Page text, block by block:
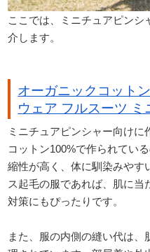
ここでは、ミニチュアピンシ
介します。
オーガニックコット
ウェア フルスーツ
ミニチュアピンシャー向けに
コットン100%で作られてい
縮性が高く、体に馴染みやす
ス起毛の服であれば、肌に当
対策にもぴったりです。
また、服の内側の縫い代は